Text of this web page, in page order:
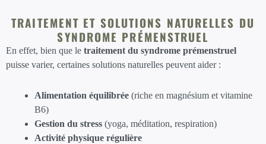
TRAITEMENT ET SOLUTIONS NATURELLES DU
SYNDROME PRÉMENSTRUEL
En effet, bien que le traitement du syndrome prémenstruel
puisse varier, certaines solutions naturelles peuvent aider :
Alimentation équilibrée (riche en magnésium et vitamine
B6)
Gestion du stress (yoga, méditation, respiration)
Activité physique régulière